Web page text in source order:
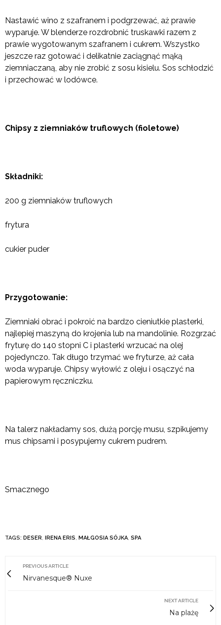
Nastawić wino z szafranem i podgrzewać, aż prawie
wyparuje. W blenderze rozdrobnić truskawki razem z
prawie wygotowanym szafranem i cukrem. Wszystko
jeszcze raz gotować i delikatnie zaciągnąć mąką
ziemniaczaną, aby nie zrobić z sosu kisielu. Sos schłodzić
i przechować w lodówce.
Chipsy z ziemniaków truflowych (fioletowe)
Składniki:
200 g ziemniaków truflowych
frytura
cukier puder
Przygotowanie:
Ziemniaki obrać i pokroić na bardzo cieniutkie plasterki,
najlepiej maszyną do krojenia lub na mandolinie. Rozgrzać
fryturę do 140 stopni C i plasterki wrzucać na olej
pojedynczo. Tak długo trzymać we fryturze, aż cała
woda wyparuje. Chipsy wyłowić z oleju i osączyć na
papierowym ręczniczku.
Na talerz nakładamy sos, dużą porcję musu, szpikujemy
mus chipsami i posypujemy cukrem pudrem.
Smacznego
TAGS: DESER, IRENA ERIS, MAŁGOSIA SÓJKA, SPA
PREVIOUS ARTICLE
Nirvanesque® Nuxe
NEXT ARTICLE
Na plażę